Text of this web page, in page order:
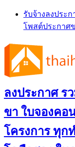
Skip
content
รับจ้างลงประ
โพสต์ประกาศ
ลงประกาศ ร
ขา ใบจองคอ
โครงการ ทุก